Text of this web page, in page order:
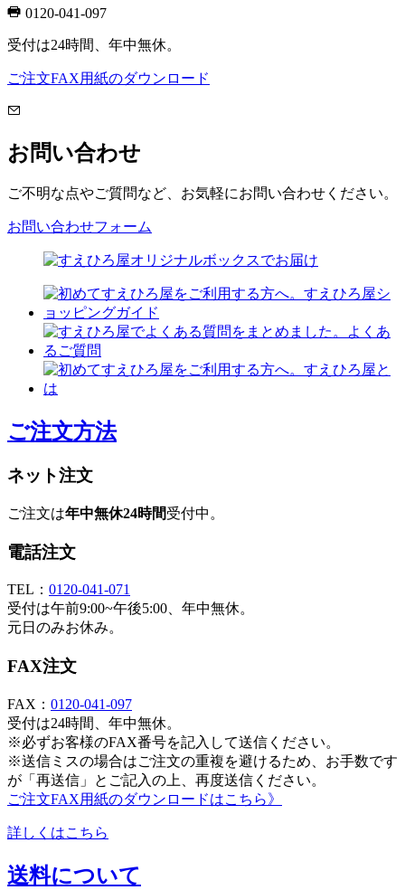
0120-041-097
受付は24時間、年中無休。
ご注文FAX用紙のダウンロード
お問い合わせ
ご不明な点やご質問など、お気軽にお問い合わせください。
お問い合わせフォーム
ご注文方法
ネット注文
ご注文は年中無休24時間受付中。
電話注文
TEL： 0120-041-071
受付は午前9:00~午後5:00、年中無休。
元日のみお休み。
FAX注文
FAX： 0120-041-097
受付は24時間、年中無休。
※必ずお客様のFAX番号を記入して送信ください。
※送信ミスの場合はご注文の重複を避けるため、お手数です
が「再送信」とご記入の上、再度送信ください。
ご注文FAX用紙のダウンロードはこちら》
詳しくはこちら
送料について